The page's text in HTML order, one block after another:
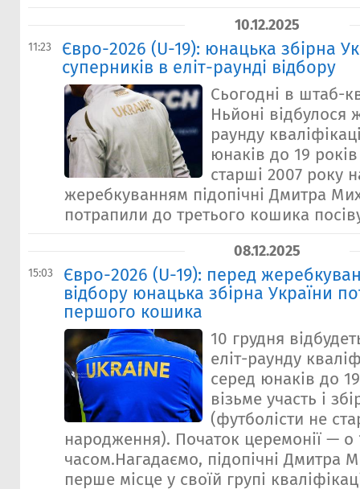
10.12.2025
11:23
Євро-2026 (U-19): юнацька збірна
суперників в еліт-раунді відбору
Сьогодні в штаб-
Ньйоні відбулося
раунду
юнаків до 19
старші 2007 року
жеребкуванням підопічні Дмитра
потрапили до третього кошика
08.12.2025
15:03
Євро-2026 (U-19): перед
відбору юнацька збірна України
першого кошика
10 грудня
еліт-раунду
серед юнаків до
візьме участь і
(футболісти не
народження). Початок церемонії — о
часом.Нагадаємо, підопічні Дмитра
перше місце у своїй групі